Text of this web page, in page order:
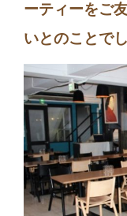
ーティーをご
いとのことで